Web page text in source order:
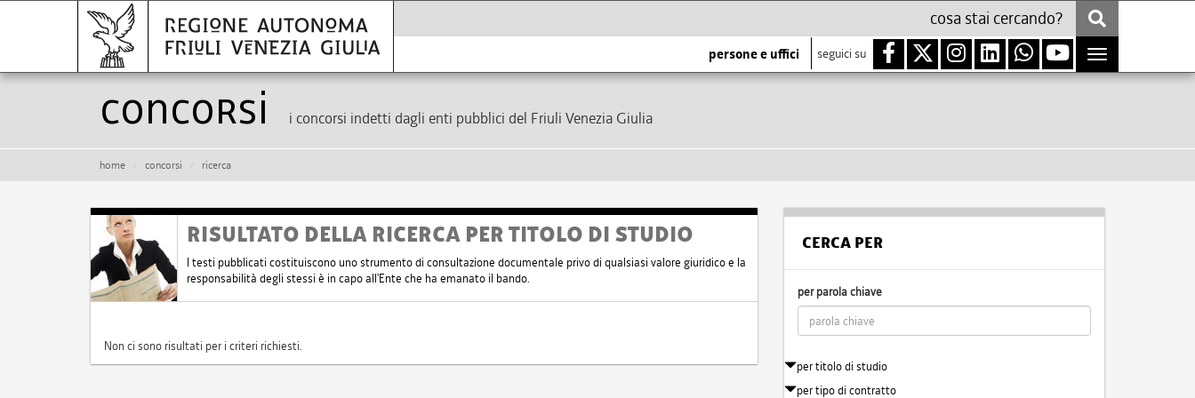
persone e uffici seguici su
Toggle
navigation
Concorsi i concorsi indetti dagli enti pubblici del Friuli Venezia Giulia
home concorsi ricerca
RISULTATO DELLA RICERCA PER TITOLO DI STUDIO
I testi pubblicati costituiscono uno strumento di consultazione documentale privo di qualsiasi valore giuridico e la
responsabilità degli stessi è in capo all'Ente che ha emanato il bando.
Non ci sono risultati per i criteri richiesti.
CERCA PER
per parola chiave
per titolo di studio
per tipo di contratto